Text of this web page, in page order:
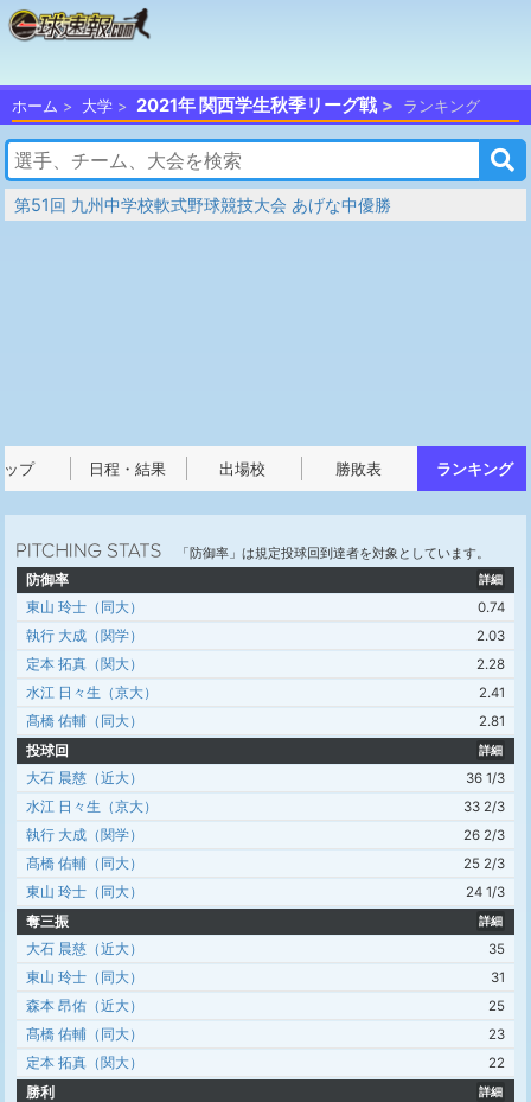
ホーム 大学 2021年 関西学生秋季リーグ戦 ランキング
第51回 九州中学校軟式野球競技大会 あげな中優勝
ップ 日程・結果 出場校 勝敗表 ランキング
「防御率」は規定投球回到達者を対象としています。
防御率
詳細
東山 玲士（同大）
0.74
執行 大成（関学）
2.03
定本 拓真（関大）
2.28
水江 日々生（京大）
2.41
髙橋 佑輔（同大）
2.81
投球回
詳細
大石 晨慈（近大）
36 1/3
水江 日々生（京大）
33 2/3
執行 大成（関学）
26 2/3
髙橋 佑輔（同大）
25 2/3
東山 玲士（同大）
24 1/3
奪三振
詳細
大石 晨慈（近大）
35
東山 玲士（同大）
31
森本 昂佑（近大）
25
髙橋 佑輔（同大）
23
定本 拓真（関大）
22
勝利
詳細